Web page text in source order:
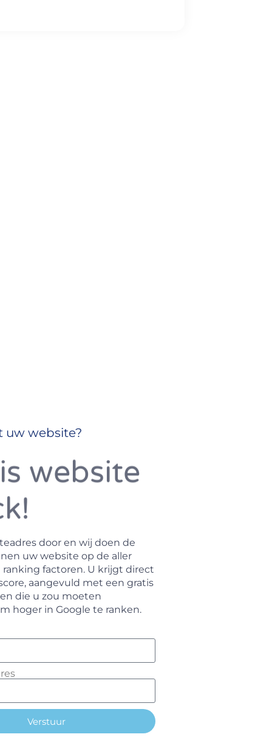
uw website?
website
door en wij doen de
uw website op de aller
factoren. U krijgt direct
aangevuld met een gratis
die u zou moeten
hoger in Google te ranken.
Verstuur